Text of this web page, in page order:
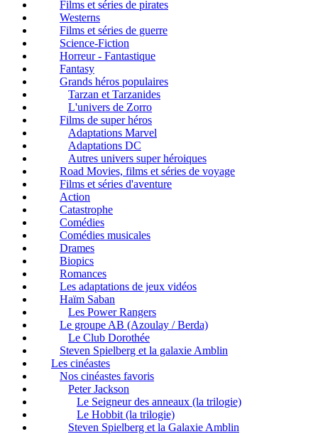
Films et séries de pirates
Westerns
Films et séries de guerre
Science-Fiction
Horreur - Fantastique
Fantasy
Grands héros populaires
Tarzan et Tarzanides
L'univers de Zorro
Films de super héros
Adaptations Marvel
Adaptations DC
Autres univers super héroiques
Road Movies, films et séries de voyage
Films et séries d'aventure
Action
Catastrophe
Comédies
Comédies musicales
Drames
Biopics
Romances
Les adaptations de jeux vidéos
Haïm Saban
Les Power Rangers
Le groupe AB (Azoulay / Berda)
Le Club Dorothée
Steven Spielberg et la galaxie Amblin
Les cinéastes
Nos cinéastes favoris
Peter Jackson
Le Seigneur des anneaux (la trilogie)
Le Hobbit (la trilogie)
Steven Spielberg et la Galaxie Amblin